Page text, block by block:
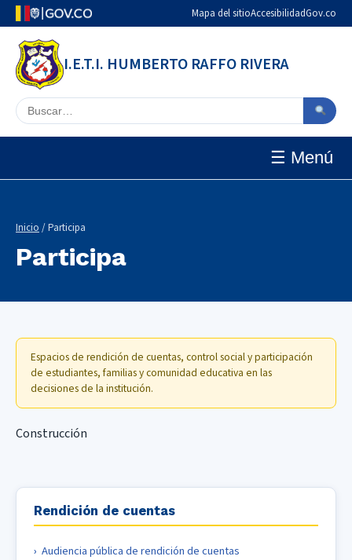
Mapa del sitioAccesibilidadGov.co
I.E.T.I. HUMBERTO RAFFO RIVERA
Buscar en el sitio
☰ Menú
Inicio / Participa
Participa
Espacios de rendición de cuentas, control social y participación
de estudiantes, familias y comunidad educativa en las
decisiones de la institución.
Construcción
Rendición de cuentas
Audiencia pública de rendición de cuentas